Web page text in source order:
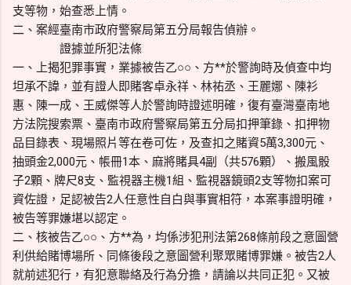
支等物，始查悉上情。
二、案經臺南市政府警察局第五分局報告偵辦。
證據並所犯法條
一、上揭犯罪事實，業據被告乙○○、方**於警詢時及偵查中均
坦承不諱，並有證人即賭客卓永祥、林祐丞、王麗娜、陳衫
惠、陳一成、王威傑等人於警詢時證述明確，復有臺灣臺南地
方法院搜索票、臺南市政府警察局第五分局扣押筆錄、扣押物
品目錄表、現場照片等在卷可佐，及查扣之賭資5萬3,300元、
抽頭金2,000元、帳冊1本、麻將賭具4副（共576顆）、搬風骰
子2顆、牌尺8支、監視器主機1組、監視器鏡頭2支等物扣案可
資佐證，足認被告2人任意性自白與事實相符，本案事證明確，
被告等罪嫌堪以認定。
二、核被告乙○○、方**為，均係涉犯刑法第268條前段之意圖營
利供給賭博場所、同條後段之意圖營利聚眾賭博罪嫌。被告2人
就前述犯行，有犯意聯絡及行為分擔，請論以共同正犯。又被